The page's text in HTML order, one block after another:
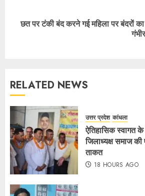
छत पर टंकी बंद करने गई महिला पर बंदरों
RELATED NEWS
उत्तर प्रदेश कांधला
ऐतिहासिक स्वागत के
जिलाध्यक्ष समाज
ताकत
18 HOURS AGO